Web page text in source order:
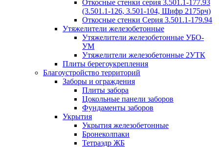
Откосные стенки серия 3.501.1-177.93
(3.501.1-126, 3.501-104, Шифр 2175рч)
Откосные стенки Серия 3.501.1-179.94
Утяжелители железобетонные
Утяжелители железобетонные УБО-
УМ
Утяжелители железобетонные 2УТК
Плиты берегоукрепления
Благоустройство территорий
Заборы и ограждения
Плиты забора
Цокольные панели заборов
Фундаменты заборов
Укрытия
Укрытия железобетонные
Бронеколпаки
Тетраэдр ЖБ